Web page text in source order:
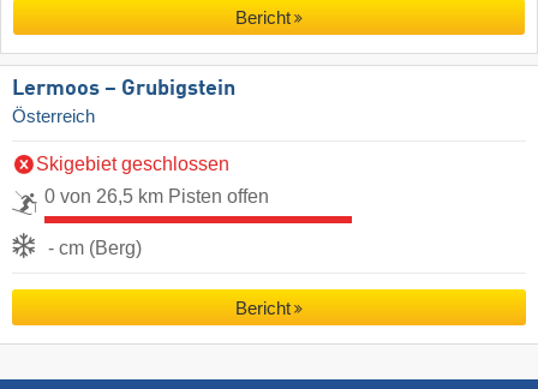
Bericht
Lermoos – Grubigstein
Österreich
Skigebiet geschlossen
0 von 26,5 km Pisten offen
- cm (Berg)
Bericht